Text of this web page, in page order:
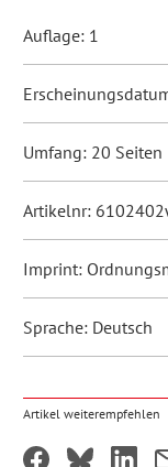
Auflage: 1
Umfang: 20 Seiten
Artikelnr:
Imprint:
Sprache: Deutsch
Artikel weiterempfehlen